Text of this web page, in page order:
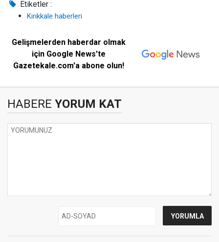
Etiketler :
Kırıkkale haberleri
Gelişmelerden haberdar olmak
için Google News'te
Gazetekale.com'a abone olun!
HABERE YORUM KAT